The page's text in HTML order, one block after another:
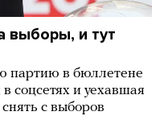
выборы, и тут
партию в бюллетене
соцсетях и уехавшая
с выборов